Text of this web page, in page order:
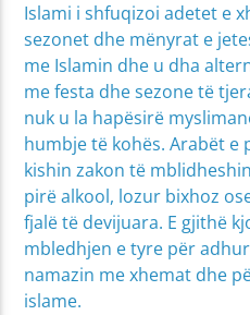
Islami i shfuqizoi adetet e
sezonet dhe mënyrat e
me Islamin dhe u dha
me festa dhe sezone të
nuk u la hapësirë
humbje të kohës. Arabët e
kishin zakon të
pirë alkool, lozur bixhoz
fjalë të devijuara. E gjithë
mbledhjen e tyre për
namazin me xhemat dhe
islame.